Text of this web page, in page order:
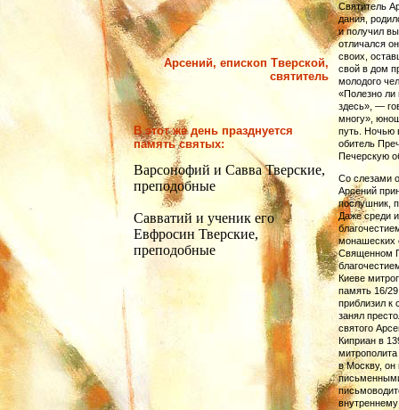
Арсений, епископ Тверской,
святитель
В этот же день празднуется
память святых:
Варсонофий и Савва Тверские,
преподобные
Савватий и ученик его
Евфросин Тверские,
преподобные
Святитель
да­ния,
и полу­чил
отличался
своих,
свой в дом
молодого
«Полезно ли
здесь», —
многу»,
путь. Ночью
обитель
Печерскую
Со слезами
Арсений
послушник,
Даже среди
монашеских
Священном
Киеве
память 16/
прибли­зил к
занял
святого
Киприан в
в Москву, он